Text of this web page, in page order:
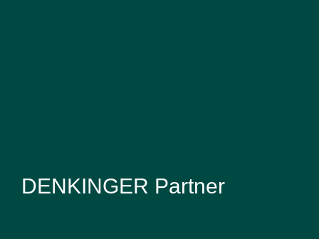
DENKINGER Partner